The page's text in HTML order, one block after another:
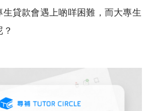
貸款會遇上啲咩困難，而大專生